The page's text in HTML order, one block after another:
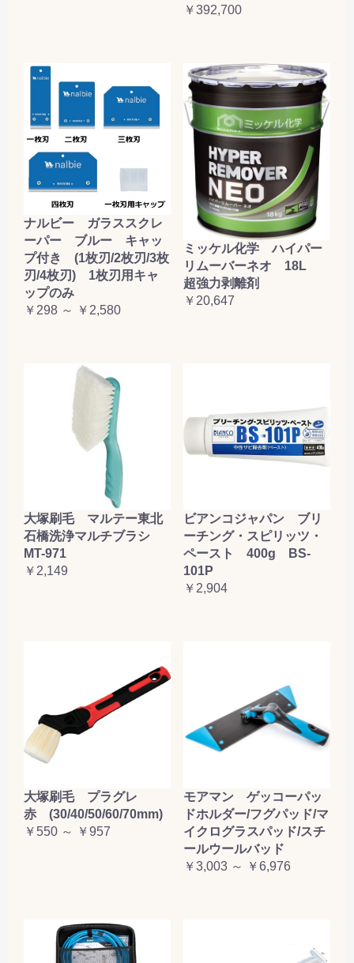
￥392,700
ナルビー ガラススクレ
ーパー ブルー キャッ
プ付き (1枚刃/2枚刃/3枚
刃/4枚刃) 1枚刃用キャ
ップのみ
￥298 ～ ￥2,580
ミッケル化学 ハイパー
リムーバーネオ 18L
超強力剥離剤
￥20,647
大塚刷毛 マルテー東北
石橋洗浄マルチブラシ
MT-971
￥2,149
ビアンコジャパン ブリ
ーチング・スピリッツ・
ペースト 400g BS-
101P
￥2,904
大塚刷毛 プラグレ
赤 (30/40/50/60/70mm)
￥550 ～ ￥957
モアマン ゲッコーパッ
ドホルダー/フグパッド/マ
イクログラスパッド/スチ
ールウールバッド
￥3,003 ～ ￥6,976